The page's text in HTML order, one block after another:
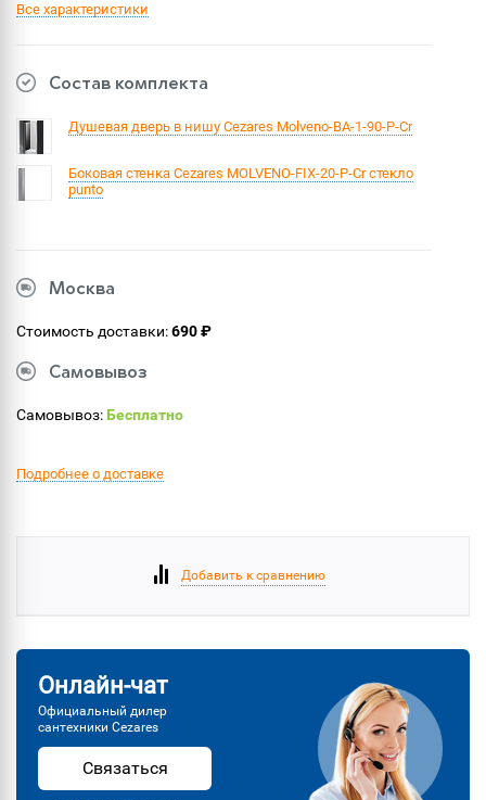
Все характеристики
Состав комплекта
Душевая дверь в нишу Cezares Molveno-BA-1-90-P-Cr
Боковая стенка Cezares MOLVENO-FIX-20-P-Cr стекло
punto
Москва
Стоимость доставки:690 ₽
Самовывоз
Самовывоз:Бесплатно
Подробнее о доставке
Добавить к сравнению
Онлайн-чат
Официальный дилер
сантехники Cezares
Связаться